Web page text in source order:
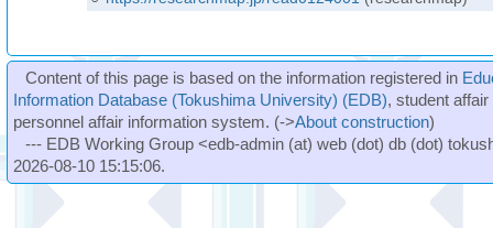
Content of this page is based on the information registered in
Information Database (Tokushima University) (EDB), student
personnel affair information system. (->About construction)
--- EDB Working Group <edb-admin (at) web (dot) db (dot)
2026-08-10 15:15:06.